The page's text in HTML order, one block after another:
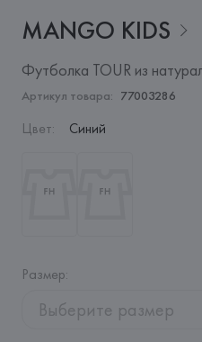
MANGO KIDS
Футболка TOUR из
Артикул товара: 77003286
Цвет: Синий
Размер:
Выберите размер